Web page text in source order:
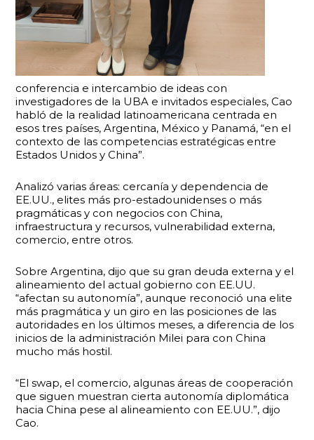
conferencia e intercambio de ideas con
investigadores de la UBA e invitados especiales, Cao
habló de la realidad latinoamericana centrada en
esos tres países, Argentina, México y Panamá, “en el
contexto de las competencias estratégicas entre
Estados Unidos y China”.
Analizó varias áreas: cercanía y dependencia de
EE.UU., elites más pro-estadounidenses o más
pragmáticas y con negocios con China,
infraestructura y recursos, vulnerabilidad externa,
comercio, entre otros.
Sobre Argentina, dijo que su gran deuda externa y el
alineamiento del actual gobierno con EE.UU.
“afectan su autonomía”, aunque reconoció una elite
más pragmática y un giro en las posiciones de las
autoridades en los últimos meses, a diferencia de los
inicios de la administración Milei para con China
mucho más hostil.
“El swap, el comercio, algunas áreas de cooperación
que siguen muestran cierta autonomía diplomática
hacia China pese al alineamiento con EE.UU.”, dijo
Cao.